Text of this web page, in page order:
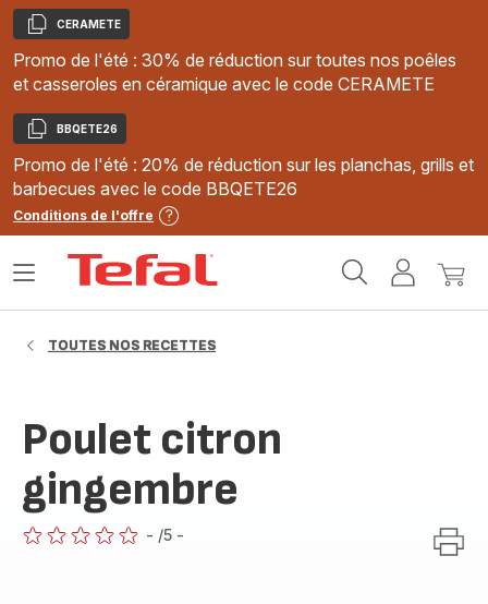
Copier
CERAMETE
Promo de l'été : 30% de réduction sur toutes nos poêles
et casseroles en céramique avec le code CERAMETE
Copier
BBQETE26
Promo de l'été : 20% de réduction sur les planchas, grills et
barbecues avec le code BBQETE26
Conditions de l'offre
MonMon
Ouvrir
TOUTES NOS RECETTES
Poulet citron
gingembre
- /5 -